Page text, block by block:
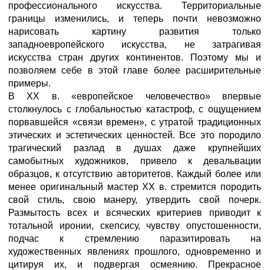
профессионального искусства. Территориальные
границы изменились, и теперь почти невозможно
нарисовать картину развития только
западноевропейского искусства, не затрагивая
искусства стран других континентов. Поэтому мы и
позволяем себе в этой главе более расширительные
примеры.
В XX в. «европейское человечество» впервые
столкнулось с глобальностью катастроф, с ощущением
порвавшейся «связи времен», с утратой традиционных
этических и эстетических ценностей. Все это породило
трагический разлад в душах даже крупнейших
самобытных художников, привело к девальвации
образцов, к отсутствию авторитетов. Каждый более или
менее оригинальный мастер XX в. стремится породить
свой стиль, свою манеру, утвердить свой почерк.
Размытость всех и всяческих критериев приводит к
тотальной иронии, скепсису, чувству опустошенности,
подчас к стремлению паразитировать на
художественных явлениях прошлого, одновременно и
цитируя их, и подвергая осмеянию. Прекрасное